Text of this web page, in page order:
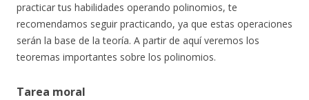
practicar tus habilidades operando polinomios, te
recomendamos seguir practicando, ya que estas operaciones
serán la base de la teoría. A partir de aquí veremos los
teoremas importantes sobre los polinomios.
Tarea moral